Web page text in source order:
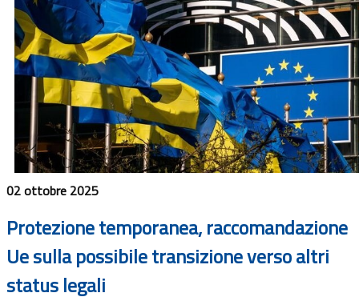
02 ottobre 2025
Protezione temporanea, raccomandazione
Ue sulla possibile transizione verso altri
status legali